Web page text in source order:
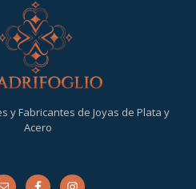
y Fabricantes de Joyas de Plata y
Acero